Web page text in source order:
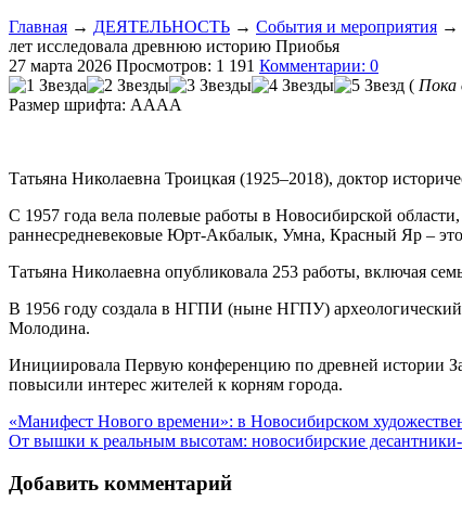
Главная → ДЕЯТЕЛЬНОСТЬ → События и мероприятия →
лет исследовала древнюю историю Приобья
27 марта 2026 Просмотров: 1 191 Комментарии: 0
( Пока
Размер шрифта: AAAA
Татьяна Николаевна Троицкая (1925–2018), доктор
С 1957 года вела полевые работы в Новосибирской
раннесредневековые Юрт-Акбалык, Умна, Красный Яр –
Татьяна Николаевна опубликовала 253 работы, включая
В 1956 году создала в НГПИ (ныне НГПУ) археологический
Молодина.
Инициировала Первую конференцию по древней истории
повысили интерес жителей к корням города.
«Манифест Нового времени»: в Новосибирском
От вышки к реальным высотам: новосибирские
Добавить комментарий